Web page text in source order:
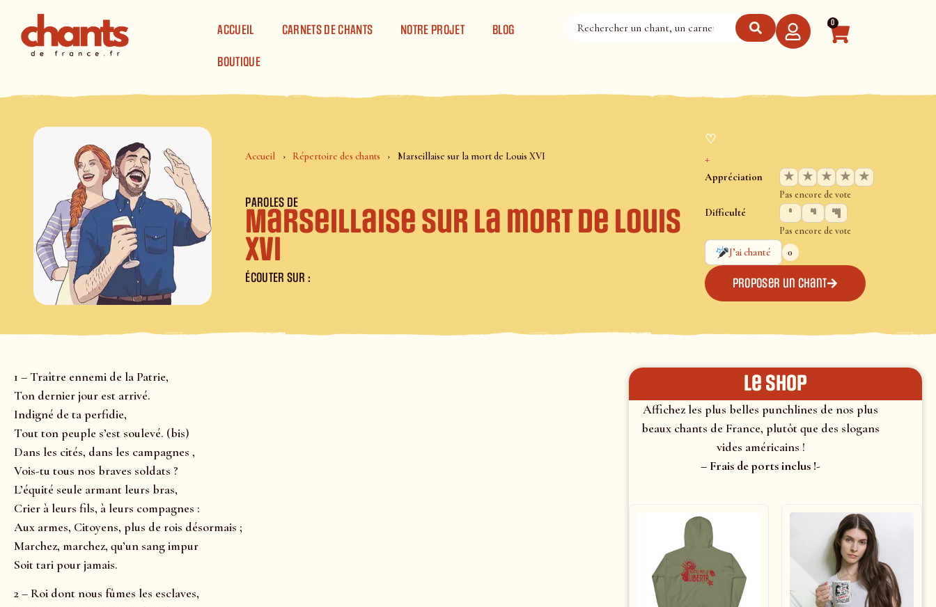
ACCUEIL
CARNETS DE CHANTS NOTRE PROJET BLOG
BOUTIQUE
0
Accueil Répertoire des chants Marseillaise sur la mort de Louis XVI
PAROLES DE
Marseillaise sur la mort de Louis
XVI
ÉCOUTER SUR :
♡
+
Appréciation ★ ★ ★ ★ ★
Pas encore de vote
Difficulté
Pas encore de vote
J’ai chanté
0
Proposer un chant
1 – Traître ennemi de la Patrie,
Ton dernier jour est arrivé.
Indigné de ta perfidie,
Tout ton peuple s’est soulevé. (bis)
Dans les cités, dans les campagnes ,
Vois-tu tous nos braves soldats ?
L’équité seule armant leurs bras,
Crier à leurs fils, à leurs compagnes :
Aux armes, Citoyens, plus de rois désormais ;
Marchez, marchez, qu’un sang impur
Soit tari pour jamais.
2 – Roi dont nous fûmes les esclaves,
le shop
Affichez les plus belles punchlines de nos plus
beaux chants de France, plutôt que des slogans
vides américains !
– Frais de ports inclus !-